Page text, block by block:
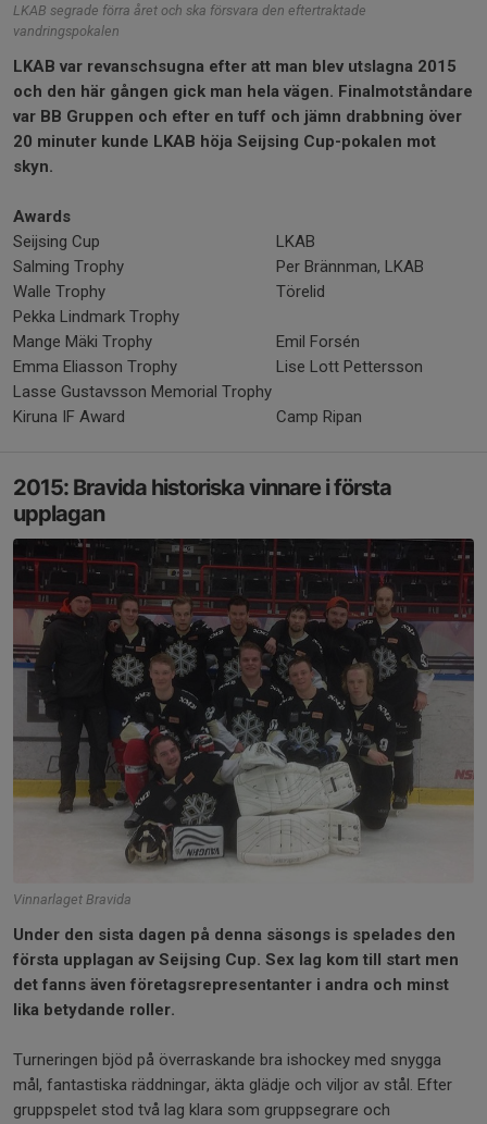
LKAB segrade förra året och ska försvara den eftertraktade
vandringspokalen
LKAB var revanschsugna efter att man blev utslagna 2015
och den här gången gick man hela vägen. Finalmotståndare
var BB Gruppen och efter en tuff och jämn drabbning över
20 minuter kunde LKAB höja Seijsing Cup-pokalen mot
skyn.
Awards
Seijsing Cup
LKAB
Salming Trophy
Per Brännman, LKAB
Walle Trophy
Törelid
Pekka Lindmark Trophy
Mange Mäki Trophy
Emil Forsén
Emma Eliasson Trophy
Lise Lott Pettersson
Lasse Gustavsson Memorial Trophy
Kiruna IF Award
Camp Ripan
2015: Bravida historiska vinnare i första
upplagan
Vinnarlaget Bravida
Under den sista dagen på denna säsongs is spelades den
första upplagan av Seijsing Cup. Sex lag kom till start men
det fanns även företagsrepresentanter i andra och minst
lika betydande roller.
Turneringen bjöd på överraskande bra ishockey med snygga
mål, fantastiska räddningar, äkta glädje och viljor av stål. Efter
gruppspelet stod två lag klara som gruppsegrare och